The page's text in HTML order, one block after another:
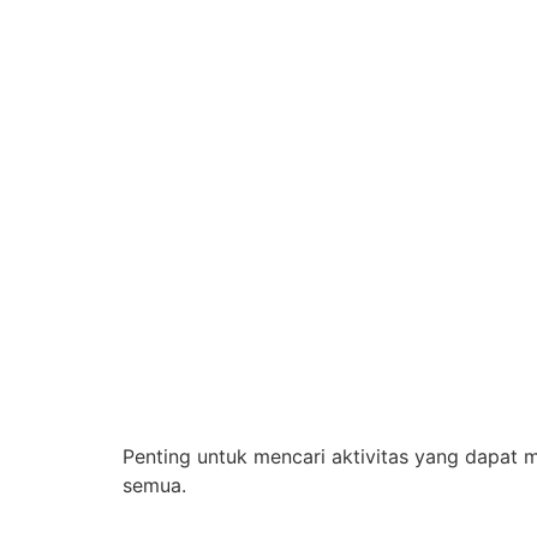
Penting untuk mencari aktivitas yang dapat
semua.